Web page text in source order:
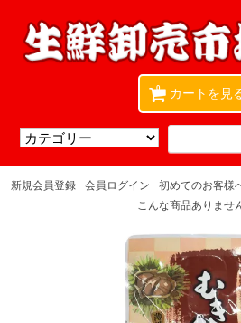
カートを見
0
新規会員登録 会員ログイン 初めてのお客様
こんな商品ありませ